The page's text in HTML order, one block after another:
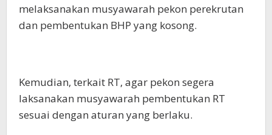
melaksanakan musyawarah pekon perekrutan
dan pembentukan BHP yang kosong.
Kemudian, terkait RT, agar pekon segera
laksanakan musyawarah pembentukan RT
sesuai dengan aturan yang berlaku.